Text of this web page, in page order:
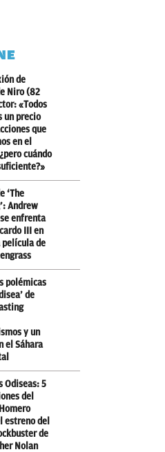
de
Niro (82
«Todos
un precio
que
en el
cuándo
‘The
Andrew
enfrenta
III en
película de
polémicas
de
y un
el Sáhara
Odiseas: 5
del
estreno del
de
Nolan